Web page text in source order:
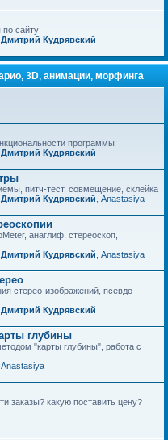
сайту
Дмитрий Кудрявский
3D, анимации, морфинга
программы
Дмитрий Кудрявский
питч-тест, совмещение, склейка
Дмитрий Кудрявский Anastasiya
анаглиф, стереоскоп,
Дмитрий Кудрявский Anastasiya
стерео-изображений, псевдо-
Дмитрий Кудрявский
глубины
"карты глубины", работа с
Anastasiya
заказы? какую поставить цену?